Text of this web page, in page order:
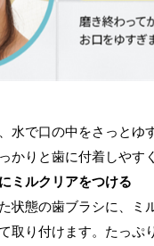
水で口の中をさっとゆ
かりと歯に付着しやす
ミルクリアをつける
状態の歯ブラシに、ミ
取り付けます。たっぷ